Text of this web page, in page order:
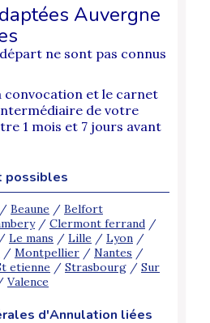
Auvergne
ne sont pas connus
convocation et le carnet
de votre
1 mois et 7 jours avant
possibles
/ Beaune / Belfort
/ Clermont ferrand /
/ Le mans / Lille / Lyon /
/ Montpellier / Nantes /
etienne / Strasbourg / Sur
Valence
d'Annulation liées